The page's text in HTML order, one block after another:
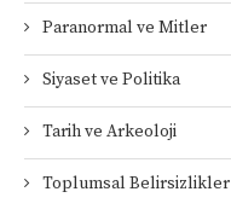
Paranormal ve Mitler
Siyaset ve Politika
Tarih ve Arkeoloji
Toplumsal Belirsizlikler